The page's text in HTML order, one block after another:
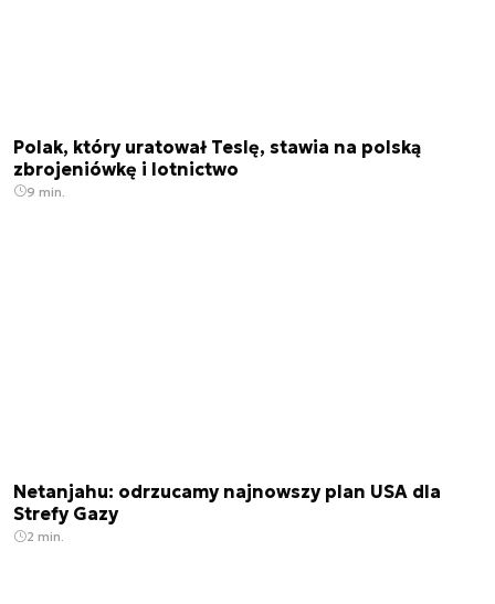
Polak, który uratował Teslę, stawia na polską
zbrojeniówkę i lotnictwo
9 min.
Netanjahu: odrzucamy najnowszy plan USA dla
Strefy Gazy
2 min.